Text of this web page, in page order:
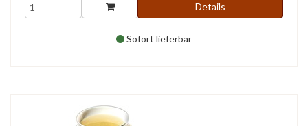
Details
Sofort lieferbar